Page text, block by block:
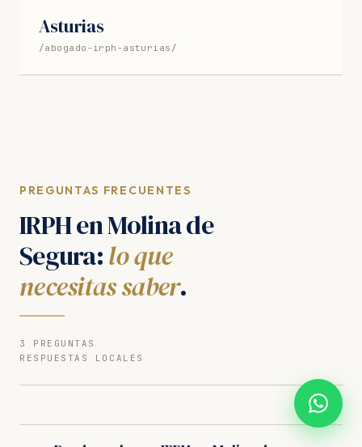
Asturias
/abogado-irph-asturias/
PREGUNTAS FRECUENTES
IRPH en Molina de
Segura:lo que
necesitas saber.
3 PREGUNTAS
RESPUESTAS LOCALES